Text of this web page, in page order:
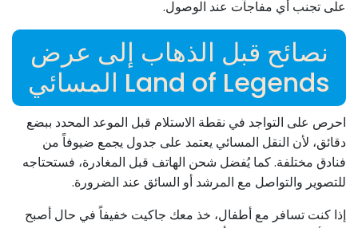
على تجنب أي مفاجآت عند الوصول.
نصائح قبل الذهاب إلى عرض
Land of Legends المسائي
احرص على التواجد في نقطة الاستلام قبل الموعد المحدد ببضع
دقائق، لأن النقل المسائي يعتمد على جدول يجمع ضيوفاً من
فنادق مختلفة. كما يُفضل شحن الهاتف قبل المغادرة، فستحتاجه
للتصوير والتواصل مع المرشد أو السائق عند الضرورة.
إذا كنت تسافر مع أطفال، خذ معك جاكيت خفيفاً في حال أصبح